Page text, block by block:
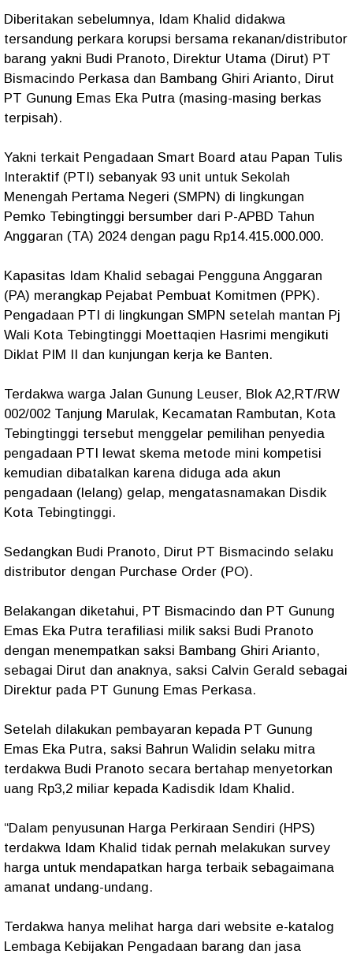
Diberitakan sebelumnya, Idam Khalid didakwa
tersandung perkara korupsi bersama rekanan/distributor
barang yakni Budi Pranoto, Direktur Utama (Dirut) PT
Bismacindo Perkasa dan Bambang Ghiri Arianto, Dirut
PT Gunung Emas Eka Putra (masing-masing berkas
terpisah).
Yakni terkait Pengadaan Smart Board atau Papan Tulis
Interaktif (PTI) sebanyak 93 unit untuk Sekolah
Menengah Pertama Negeri (SMPN) di lingkungan
Pemko Tebingtinggi bersumber dari P-APBD Tahun
Anggaran (TA) 2024 dengan pagu Rp14.415.000.000.
Kapasitas Idam Khalid sebagai Pengguna Anggaran
(PA) merangkap Pejabat Pembuat Komitmen (PPK).
Pengadaan PTI di lingkungan SMPN setelah mantan Pj
Wali Kota Tebingtinggi Moettaqien Hasrimi mengikuti
Diklat PIM II dan kunjungan kerja ke Banten.
Terdakwa warga Jalan Gunung Leuser, Blok A2,RT/RW
002/002 Tanjung Marulak, Kecamatan Rambutan, Kota
Tebingtinggi tersebut menggelar pemilihan penyedia
pengadaan PTI lewat skema metode mini kompetisi
kemudian dibatalkan karena diduga ada akun
pengadaan (lelang) gelap, mengatasnamakan Disdik
Kota Tebingtinggi.
Sedangkan Budi Pranoto, Dirut PT Bismacindo selaku
distributor dengan Purchase Order (PO).
Belakangan diketahui, PT Bismacindo dan PT Gunung
Emas Eka Putra terafiliasi milik saksi Budi Pranoto
dengan menempatkan saksi Bambang Ghiri Arianto,
sebagai Dirut dan anaknya, saksi Calvin Gerald sebagai
Direktur pada PT Gunung Emas Perkasa.
Setelah dilakukan pembayaran kepada PT Gunung
Emas Eka Putra, saksi Bahrun Walidin selaku mitra
terdakwa Budi Pranoto secara bertahap menyetorkan
uang Rp3,2 miliar kepada Kadisdik Idam Khalid.
“Dalam penyusunan Harga Perkiraan Sendiri (HPS)
terdakwa Idam Khalid tidak pernah melakukan survey
harga untuk mendapatkan harga terbaik sebagaimana
amanat undang-undang.
Terdakwa hanya melihat harga dari website e-katalog
Lembaga Kebijakan Pengadaan barang dan jasa